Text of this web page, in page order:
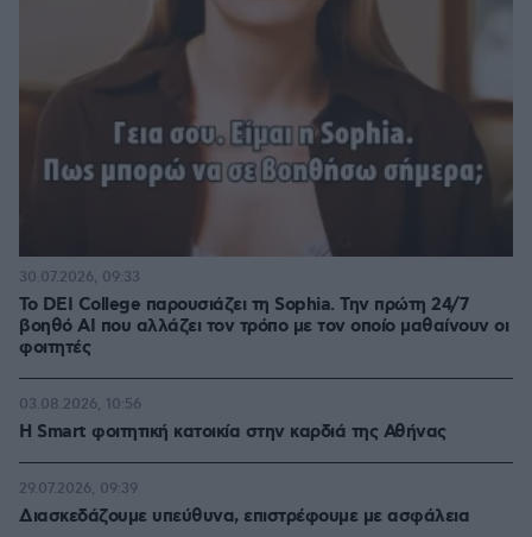
Το DEI College παρουσιάζει τη Sophia. Την πρώτη 24/7
βοηθό AI που αλλάζει τον τρόπο με τον οποίο μαθαίνουν οι
φοιτητές
30.07.2026, 09:33
Η Smart φοιτητική κατοικία στην καρδιά της Αθήνας
03.08.2026, 10:56
Διασκεδάζουμε υπεύθυνα, επιστρέφουμε με ασφάλεια
29.07.2026, 09:39